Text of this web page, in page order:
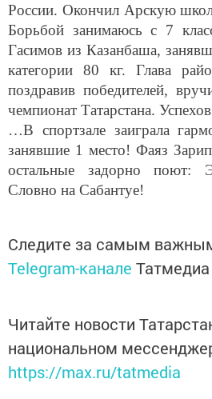
России. Окончил Арскую
Борьбой занимаюсь с 7
Гасимов из Казанбаша,
категории 80 кг. Глава
поздравив победителей,
чемпионат Татарстана.
…В спортзале заиграла
занявшие 1 место! Фаяз
остальные задорно поют:
Словно на Сабантуе!
Следите за самым
Telegram-канале Татмедиа
Читайте новости
национальном
https://max.ru/tatmedia